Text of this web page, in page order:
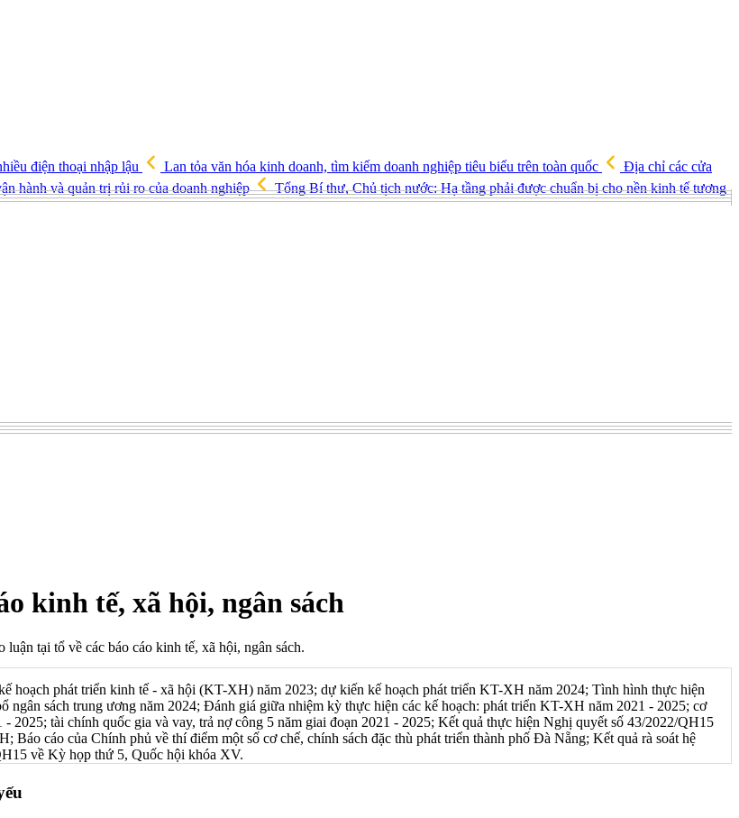
điện thoại nhập lậu
Lan tỏa văn hóa kinh doanh, tìm kiếm doanh nghiệp tiêu biểu trên toàn quốc
Địa chỉ các cửa
hành và quản trị rủi ro của doanh nghiệp
Tổng Bí thư, Chủ tịch nước: Hạ tầng phải được chuẩn bị cho nền kinh tế tương
kinh tế, xã hội, ngân sách
tại tổ về các báo cáo kinh tế, xã hội, ngân sách.
hoạch phát triển kinh tế - xã hội (KT-XH) năm 2023; dự kiến kế hoạch phát triển KT-XH năm 2024; Tình hình thực hiện
ngân sách trung ương năm 2024; Đánh giá giữa nhiệm kỳ thực hiện các kế hoạch: phát triển KT-XH năm 2021 - 2025; cơ
2025; tài chính quốc gia và vay, trả nợ công 5 năm giai đoạn 2021 - 2025; Kết quả thực hiện Nghị quyết số 43/2022/QH15
cáo của Chính phủ về thí điểm một số cơ chế, chính sách đặc thù phát triển thành phố Đà Nẵng; Kết quả rà soát hệ
về Kỳ họp thứ 5, Quốc hội khóa XV.